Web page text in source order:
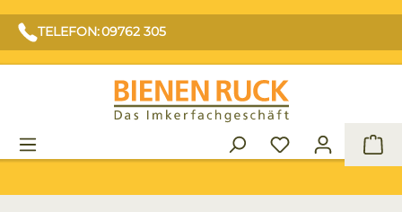
TELEFON: 09762 305